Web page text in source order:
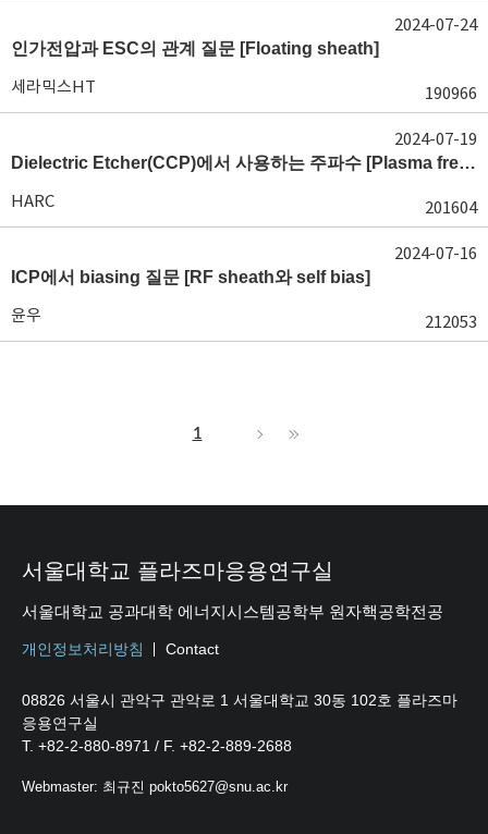
인가전압과 ESC의 관계 질문 [Floating sheath]
세라믹스HT 190966
2024-07-24
Dielectric Etcher(CCP)에서 사용하는 주파수 [Plasma frequency 및 RF sheath]
HARC 201604
2024-07-19
ICP에서 biasing 질문 [RF sheath와 self bias]
윤우 212053
2024-07-16
1
서울대학교 플라즈마응용연구실
서울대학교 공과대학 에너지시스템공학부 원자핵공학전공
개인정보처리방침 Contact
08826 서울시 관악구 관악로 1 서울대학교 30동 102호 플라즈마
응용연구실
T. +82-2-880-8971 / F. +82-2-889-2688
Webmaster: 최규진 pokto5627@snu.ac.kr